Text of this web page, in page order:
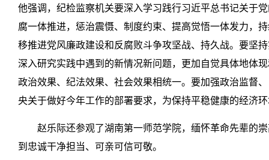
他强调，纪检监察机关要深入学习践行习近平总书记关于
腐一体推进，惩治震慑、制度约束、提高觉悟一体发力，
移推进党风廉政建设和反腐败斗争攻坚战、持久战。要坚
深入研究实践中遇到的新情况新问题，更加自觉具体地体
政治效果、纪法效果、社会效果相统一。要加强政治监督
央关于做好今年工作的部署要求，为保持平稳健康的经济
赵乐际还参观了湖南第一师范学院，缅怀革命先辈的
到忠诚干净担当、可亲可信可敬。